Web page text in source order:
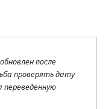
после
проверять дату
переведенную